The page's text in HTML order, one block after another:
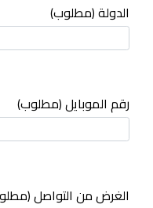
الدولة (مطلوب)
رقم الموبايل (مطلوب)
(مطلوب) الغرض من التواصل